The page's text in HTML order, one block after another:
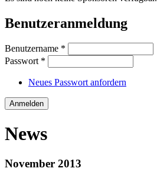
Benutzeranmeldung
Benutzername *
Passwort *
Neues Passwort anfordern
News
November 2013